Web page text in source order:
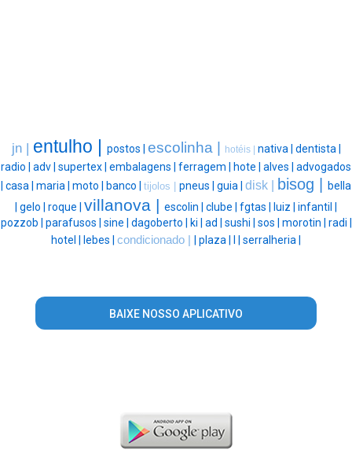
jn | entulho | postos | escolinha | hotéis | nativa | dentista |
radio | adv | supertex | embalagens | ferragem | hote | alves | advogados
casa | maria | moto | banco | tijolos | pneus | guia | disk | bisog |
bella
gelo | roque | villanova | escolin | clube | fgtas | luiz | infantil |
pozzob | parafusos | sine | dagoberto | ki | ad | sushi | sos | morotin | radi |
hotel |
lebes | condicionado | plaza | serralheria |
BAIXE NOSSO APLICATIVO